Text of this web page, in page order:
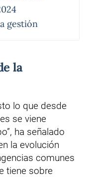
gestión
la
lo que desde
se viene
ha señalado
la evolución
comunes
tiene sobre